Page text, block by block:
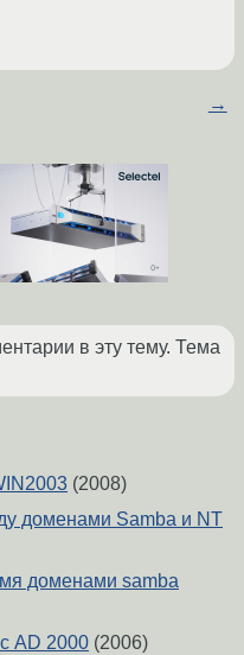
→
в эту тему. Тема
(2008)
доменами Samba и NT
доменами samba
AD 2000 (2006)